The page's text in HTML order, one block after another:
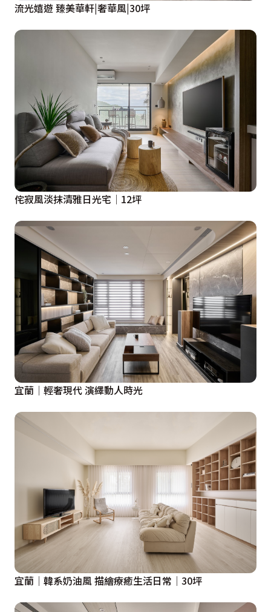
流光嬉遊 臻美華軒|奢華風|30坪
侘寂風淡抹清雅日光宅│12坪
宜蘭│輕奢現代 演繹動人時光
宜蘭│韓系奶油風 描繪療癒生活日常│30坪